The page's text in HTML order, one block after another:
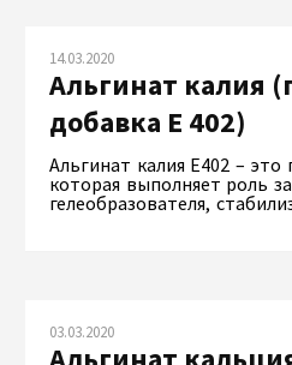
14.03.2020
Альгинат калия
добавка Е 402)
Альгинат калия Е402 –
которая выполняет роль
гелеобразователя,
03.03.2020